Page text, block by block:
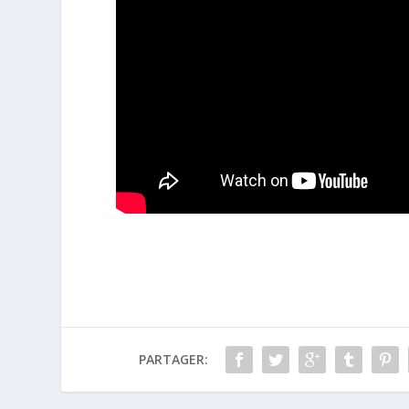
PARTAGER: